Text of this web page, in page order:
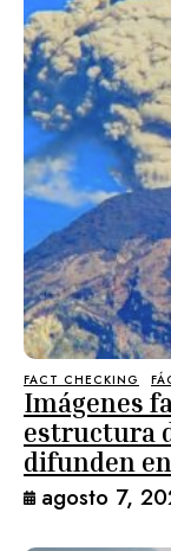
FACT CHECKING
Imágenes
estructura
difunden
agosto 7,